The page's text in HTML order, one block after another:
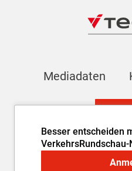
Besser entscheiden
Mediadaten
Impressum AGB